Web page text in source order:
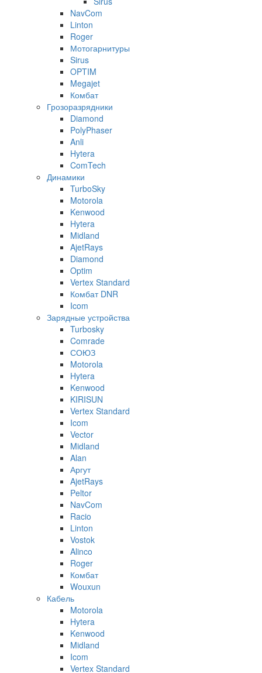
NavCom
Linton
Roger
Мотогарнитуры
Sirus
OPTIM
Megajet
Комбат
Грозоразрядники
Diamond
PolyPhaser
Anli
Hytera
ComTech
Динамики
TurboSky
Motorola
Kenwood
Hytera
Midland
AjetRays
Diamond
Optim
Vertex Standard
Комбат DNR
Icom
Зарядные устройства
Turbosky
Comrade
СОЮЗ
Motorola
Hytera
Kenwood
KIRISUN
Vertex Standard
Icom
Vector
Midland
Alan
Аргут
AjetRays
Peltor
NavCom
Racio
Linton
Vostok
Alinco
Roger
Комбат
Wouxun
Кабель
Motorola
Hytera
Kenwood
Midland
Icom
Vertex Standard